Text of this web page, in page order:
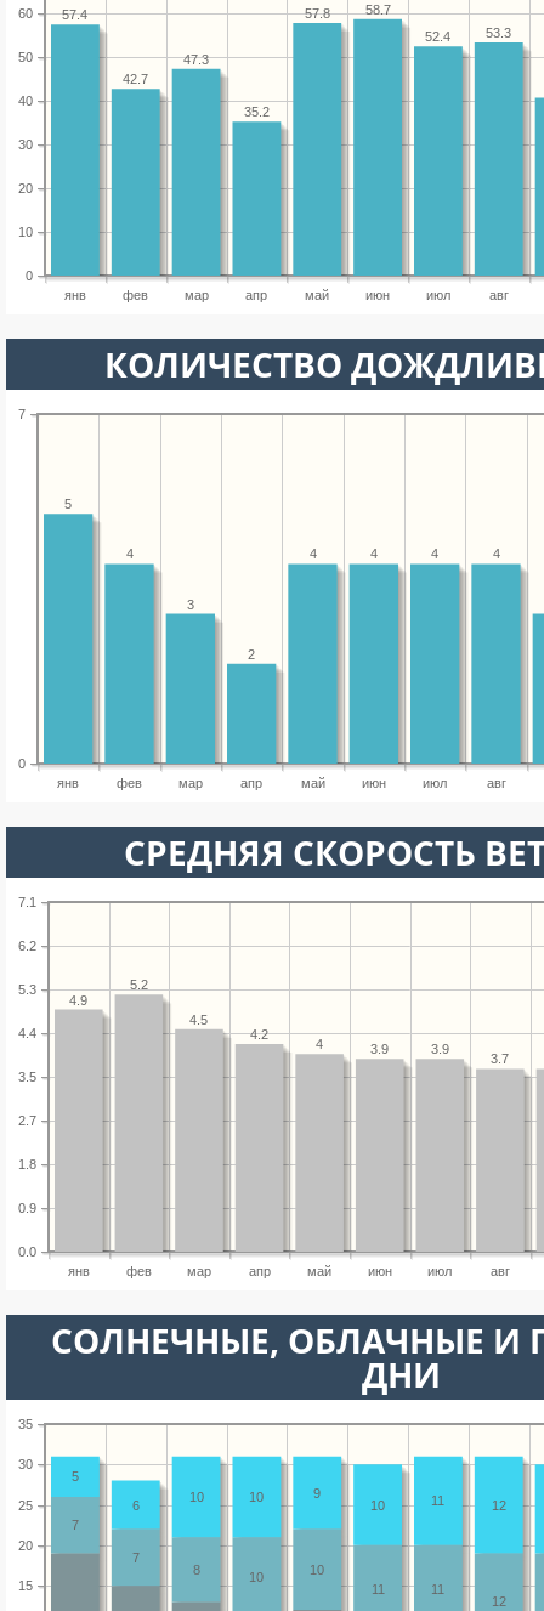
янв фев мар апр май июн июл авг
0
10
20
30
40
50
60
53.3
52.4
58.7
57.8
35.2
47.3
42.7
57.4
КОЛИЧЕСТВО
янв фев мар апр май июн июл авг
0
7
4
4
4
4
2
3
4
5
СРЕДНЯЯ СКОРОСТЬ
янв фев мар апр май июн июл авг
0.0
0.9
1.8
2.7
3.5
4.4
5.3
6.2
7.1
3.7
3.9
3.9
4
4.2
4.5
5.2
4.9
CОЛНЕЧНЫЕ, ОБЛАЧНЫЕ И
ДНИ
15
20
25
30
35
12
11
11
10
10
8
7
7
12
11
10
9
10
10
6
5